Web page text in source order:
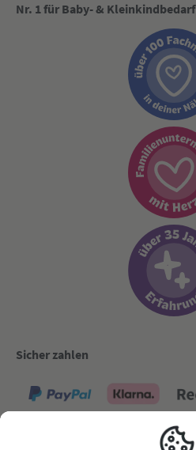
Nr. 1 für Baby- & Kleinkindbedarf
Sicher zahlen